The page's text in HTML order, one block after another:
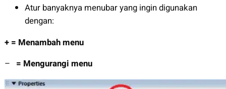
Atur banyaknya menubar yang ingin digunakan
dengan:
+ = Menambah menu
– = Mengurangi menu